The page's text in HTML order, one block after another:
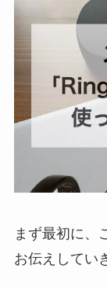
まず最初に、
お伝えしてい